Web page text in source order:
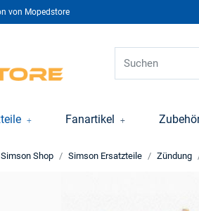
von Mopedstore
Fanartikel
Simson Shop Simson Ersatzteile Zündung